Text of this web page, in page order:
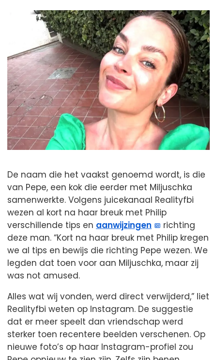
De naam die het vaakst genoemd wordt, is die
van Pepe, een kok die eerder met Miljuschka
samenwerkte. Volgens juicekanaal Realityfbi
wezen al kort na haar breuk met Philip
verschillende tips en aanwijzingen
richting
deze man. “Kort na haar breuk met Philip kregen
we al tips en bewijs die richting Pepe wezen. We
legden dat toen voor aan Miljuschka, maar zij
was not amused.
Alles wat wij vonden, werd direct verwijderd,” liet
Realityfbi weten op Instagram. De suggestie
dat er meer speelt dan vriendschap werd
sterker toen recentere beelden verschenen. Op
nieuwe foto’s op haar Instagram-profiel zou